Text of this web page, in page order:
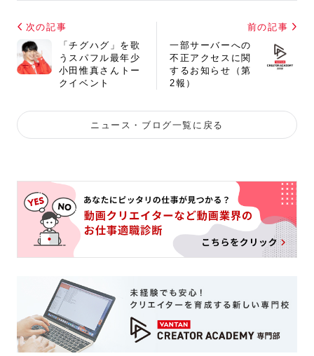
次の記事
「チグハグ」を歌
うスパフル最年少
小田惟真さん トー
クイベント
前の記事
一部サーバーへの
不正アクセスに関
するお知らせ（第
2報）
ニュース・ブログ一覧に戻る